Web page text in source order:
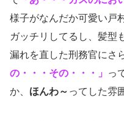
様子がなんだか可愛い戸
ガッチリしてるし、髪型
漏れを直した刑務官にさ
の・・・その・・・」
っ
か、 ほんわ～ ってした雰